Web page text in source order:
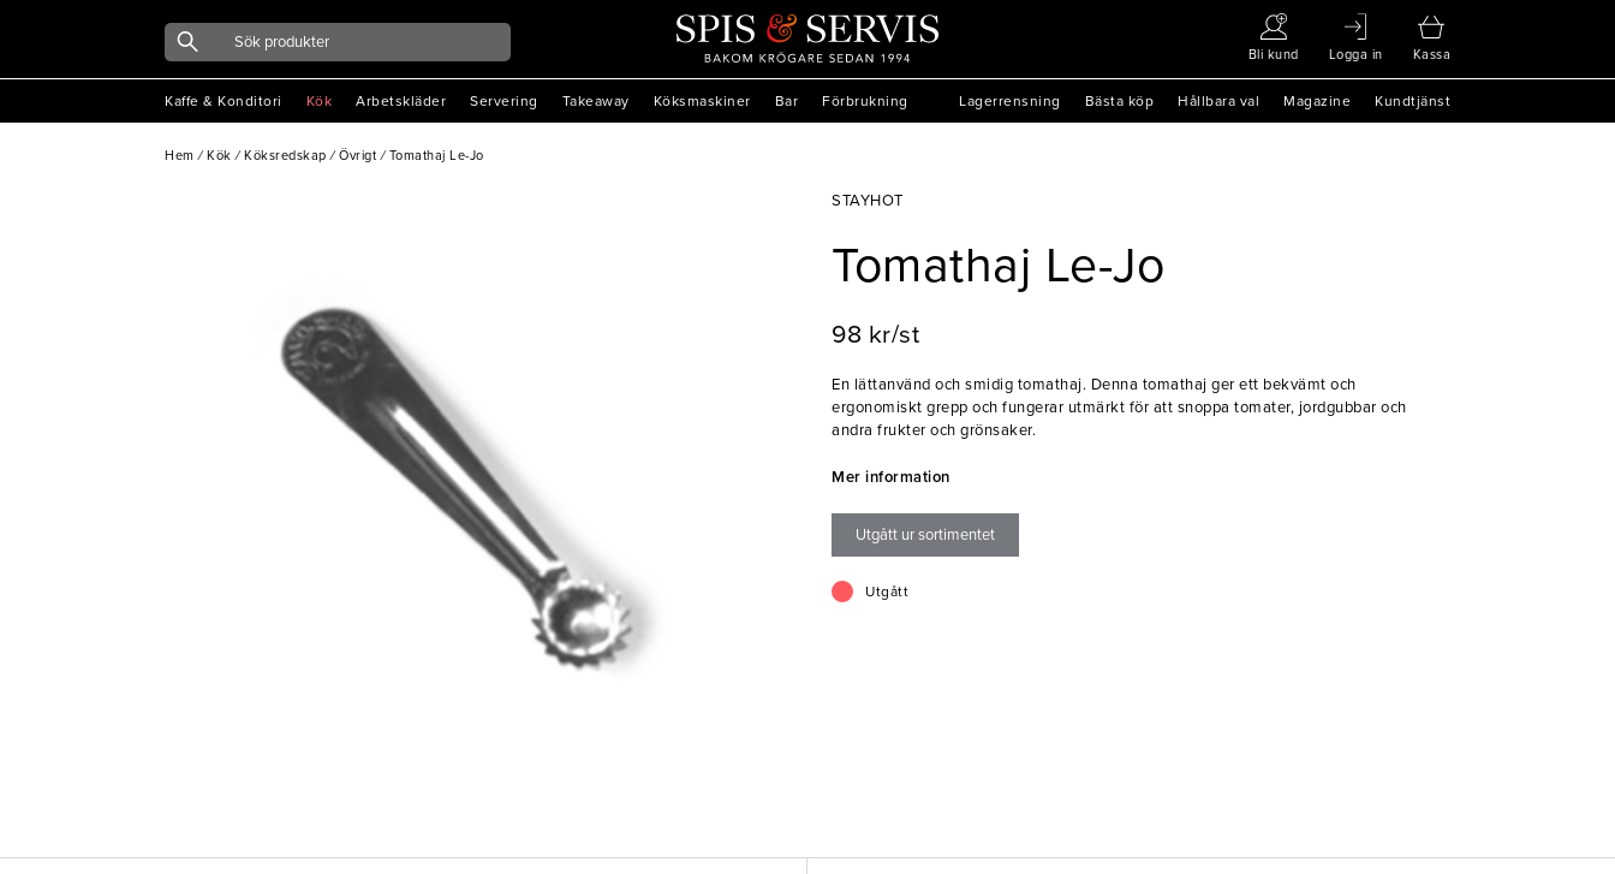
Bli kund Logga in Kassa
Kaffe & Konditori Kök Arbetskläder Servering Takeaway Köksmaskiner Bar Förbrukning Lagerrensning Bästa köp Hållbara val Magazine Kundtjänst
Hem / Kök / Köksredskap / Övrigt / Tomathaj Le-Jo
STAYHOT
Tomathaj Le-Jo
98 kr/st
En lättanvänd och smidig tomathaj. Denna tomathaj ger ett bekvämt och
ergonomiskt grepp och fungerar utmärkt för att snoppa tomater, jordgubbar och
andra frukter och grönsaker.
Mer information
Utgått ur sortimentet
Utgått